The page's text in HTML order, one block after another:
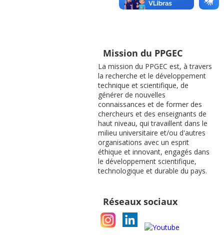
Mission du PPGEC
La mission du PPGEC est, à travers
la recherche et le développement
technique et scientifique, de
générer de nouvelles
connaissances et de former des
chercheurs et des enseignants de
haut niveau, qui travaillent dans le
milieu universitaire et/ou d'autres
organisations avec un esprit
éthique et innovant, engagés dans
le développement scientifique,
technologique et durable du pays.
Réseaux sociaux